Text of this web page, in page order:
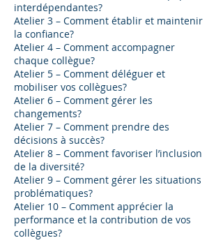
interdépendantes?
Atelier 3 – Comment établir et maintenir
la confiance?
Atelier 4 – Comment accompagner
chaque collègue?
Atelier 5 – Comment déléguer et
mobiliser vos collègues?
Atelier 6 – Comment gérer les
changements?
Atelier 7 – Comment prendre des
décisions à succès?
Atelier 8 – Comment favoriser l’inclusion
de la diversité?
Atelier 9 – Comment gérer les situations
problématiques?
Atelier 10 – Comment apprécier la
performance et la contribution de vos
collègues?